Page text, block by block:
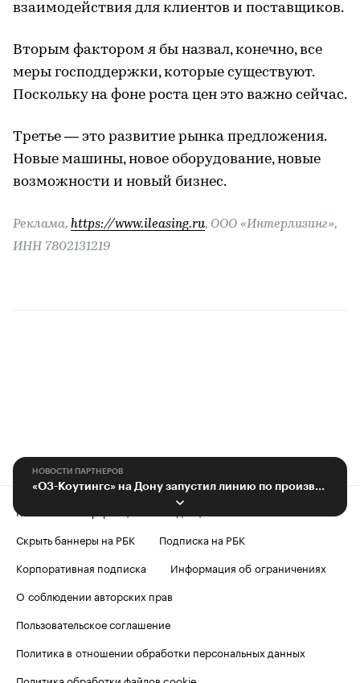
взаимодействия для клиентов и поставщиков.
Вторым фактором я бы назвал, конечно, все
меры господдержки, которые существуют.
Поскольку на фоне роста цен это важно сейчас.
Третье — это развитие рынка предложения.
Новые машины, новое оборудование, новые
возможности и новый бизнес.
Реклама, https://www.ileasing.ru, ООО «Интерлизинг»,
ИНН 7802131219
НОВОСТИ ПАРТНЕРОВ
«О3-Коутингс» на Дону запустил линию по производству пигментных паст
Контактная информация
Скрыть баннеры на РБК
Подписка на РБК
Корпоративная подписка
Информация об ограничениях
О соблюдении авторских прав
Пользовательское соглашение
Политика в отношении обработки персональных данных